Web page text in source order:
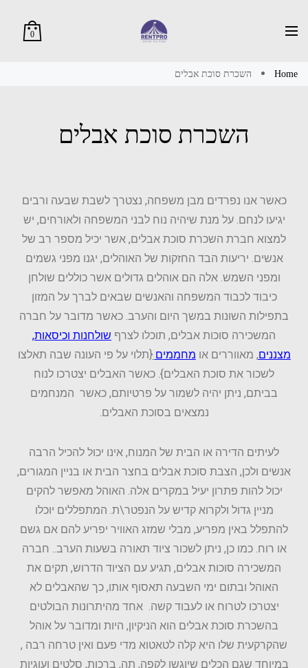
0
Home השכרת סוכת אבלים
השכרת סוכת אבלים
כאשר אנו נפרדים מבן משפחה, נצטרך לשבת שבעה ורבים
יגיעו לנחם. על מנת שיהיה נוח לבני המשפחה ולאורחים, יש
למצוא חברת השכרת סוכת אבלים, אשר יכיל מספר רב של
אנשים. יריעות הבד החזקות של האוהלים, יגנו מפני גשמים
ומפני השמש. אלה הם אוהלים גדולים אשר כוללים שולחן
כיבוד לכבוד המשפחה והאנשים שבאים לברך על המזון
בתפילות השונות במשך היום והערב. כאשר מדובר על חברה
המשכירה סוכות אבלים, תוכלו לצרף שולחנות וכיסאות,
מצננים, מאווררים או מחממים {תלוי על פי העונה שבה תאלצו
לשכור את סוכת האבלים}. כאשר האבלים יצטרכו לנוח
בביתם, ניתן יהיה לשמור על פרטיותם, כאשר המנחמים
נמצאים בסוכת האבלים.
לעיתים הדירה או הבית של המנוח, אינו יכול להכיל הרבה
אנשים ולכן, הצבת סוכת אבלים בחצר הבית או בניין המגורים,
יכול להות פתרון יעיל במקרים אלה. האוהל מאפשר להקים
מניין גדול ולקרוא קדיש על הנפטר\ת. המתפללים יוכלו
להתפלל באין מפריע, מבלי שמזג האוויר יפריע להם אם גשם
או רוח. כמו כן, ניתן לשכור ציוד תאורה בשעות הערב.. חברה
המשכירה סוכות אבלים, תגיע עם הציוד הדרוש, תקים את
האוהל ובתום ימי השבעה תאסוף אותו, כך שהאבלים לא
יצטרכו לטרוח או לעבוד קשה. אחד מהיתרונות הבולטים
בהשכרת סוכת אבלים הוא הניקיון, היות ומדובר על אוהל
שהקרקעית שלו היא קלה לטאטוא מדי פעם ואין טרחה רבה ,
במיוחד שגם הכלים שיוגשו לקפה, תה, ברכות, סלטים ועוגיות